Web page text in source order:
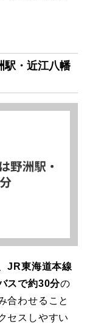
駅・近江八幡
JR東海道本線
スで約30分の
合わせること
セスしやすい